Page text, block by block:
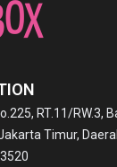
KAHF
RT.11/RW.3,
Timur,